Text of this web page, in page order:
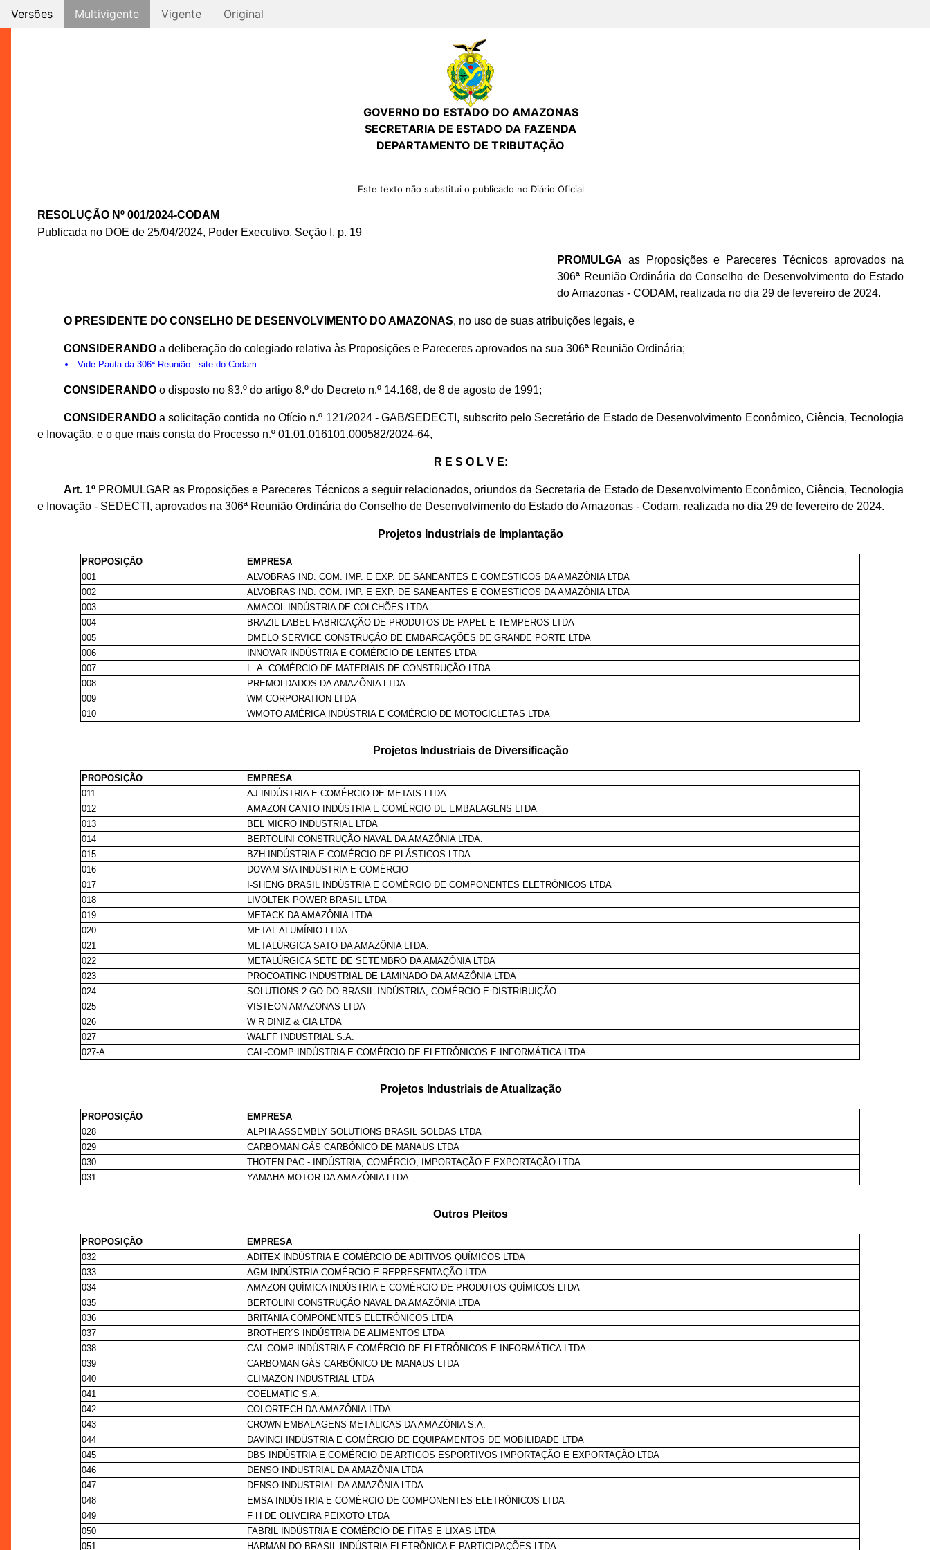
Versões Multivigente Vigente Original
GOVERNO DO ESTADO DO AMAZONAS
SECRETARIA DE ESTADO DA FAZENDA
DEPARTAMENTO DE TRIBUTAÇÃO
Este texto não substitui o publicado no Diário Oficial
RESOLUÇÃO Nº 001/2024-CODAM
Publicada no DOE de 25/04/2024, Poder Executivo, Seção I, p. 19
PROMULGA as Proposições e Pareceres Técnicos aprovados na
306ª Reunião Ordinária do Conselho de Desenvolvimento do Estado
do Amazonas - CODAM, realizada no dia 29 de fevereiro de 2024.
O PRESIDENTE DO CONSELHO DE DESENVOLVIMENTO DO AMAZONAS, no uso de suas atribuições legais, e
CONSIDERANDOa deliberação do colegiado relativa às Proposições e Pareceres aprovados na sua 306ª Reunião Ordinária;
Vide Pauta da 306ª Reunião - site do Codam.
CONSIDERANDOo disposto no §3.º do artigo 8.º do Decreto n.º 14.168, de 8 de agosto de 1991;
CONSIDERANDOa solicitação contida no Ofício n.º 121/2024 - GAB/SEDECTI, subscrito pelo Secretário de Estado de Desenvolvimento Econômico, Ciência, Tecnologia
e Inovação, e o que mais consta do Processo n.º 01.01.016101.000582/2024-64,
R E S O L V E:
Art. 1ºPROMULGAR as Proposições e Pareceres Técnicos a seguir relacionados, oriundos da Secretaria de Estado de Desenvolvimento Econômico, Ciência, Tecnologia
e Inovação - SEDECTI, aprovados na 306ª Reunião Ordinária do Conselho de Desenvolvimento do Estado do Amazonas - Codam, realizada no dia 29 de fevereiro de 2024.
Projetos Industriais de Implantação
PROPOSIÇÃO
EMPRESA
001
ALVOBRAS IND. COM. IMP. E EXP. DE SANEANTES E COMESTICOS DA AMAZÔNIA LTDA
002
ALVOBRAS IND. COM. IMP. E EXP. DE SANEANTES E COMESTICOS DA AMAZÔNIA LTDA
003
AMACOL INDÚSTRIA DE COLCHÕES LTDA
004
BRAZIL LABEL FABRICAÇÃO DE PRODUTOS DE PAPEL E TEMPEROS LTDA
005
DMELO SERVICE CONSTRUÇÃO DE EMBARCAÇÕES DE GRANDE PORTE LTDA
006
INNOVAR INDÚSTRIA E COMÉRCIO DE LENTES LTDA
007
L. A. COMÉRCIO DE MATERIAIS DE CONSTRUÇÃO LTDA
008
PREMOLDADOS DA AMAZÔNIA LTDA
009
WM CORPORATION LTDA
010
WMOTO AMÉRICA INDÚSTRIA E COMÉRCIO DE MOTOCICLETAS LTDA
Projetos Industriais de Diversificação
PROPOSIÇÃO
EMPRESA
011
AJ INDÚSTRIA E COMÉRCIO DE METAIS LTDA
012
AMAZON CANTO INDÚSTRIA E COMÉRCIO DE EMBALAGENS LTDA
013
BEL MICRO INDUSTRIAL LTDA
014
BERTOLINI CONSTRUÇÃO NAVAL DA AMAZÔNIA LTDA.
015
BZH INDÚSTRIA E COMÉRCIO DE PLÁSTICOS LTDA
016
DOVAM S/A INDÚSTRIA E COMÉRCIO
017
I-SHENG BRASIL INDÚSTRIA E COMÉRCIO DE COMPONENTES ELETRÔNICOS LTDA
018
LIVOLTEK POWER BRASIL LTDA
019
METACK DA AMAZÔNIA LTDA
020
METAL ALUMÍNIO LTDA
021
METALÚRGICA SATO DA AMAZÔNIA LTDA.
022
METALÚRGICA SETE DE SETEMBRO DA AMAZÔNIA LTDA
023
PROCOATING INDUSTRIAL DE LAMINADO DA AMAZÔNIA LTDA
024
SOLUTIONS 2 GO DO BRASIL INDÚSTRIA, COMÉRCIO E DISTRIBUIÇÃO
025
VISTEON AMAZONAS LTDA
026
W R DINIZ & CIA LTDA
027
WALFF INDUSTRIAL S.A.
027-A
CAL-COMP INDÚSTRIA E COMÉRCIO DE ELETRÔNICOS E INFORMÁTICA LTDA
Projetos Industriais de Atualização
PROPOSIÇÃO
EMPRESA
028
ALPHA ASSEMBLY SOLUTIONS BRASIL SOLDAS LTDA
029
CARBOMAN GÁS CARBÔNICO DE MANAUS LTDA
030
THOTEN PAC - INDÚSTRIA, COMÉRCIO, IMPORTAÇÃO E EXPORTAÇÃO LTDA
031
YAMAHA MOTOR DA AMAZÔNIA LTDA
Outros Pleitos
PROPOSIÇÃO
EMPRESA
032
ADITEX INDÚSTRIA E COMÉRCIO DE ADITIVOS QUÍMICOS LTDA
033
AGM INDÚSTRIA COMÉRCIO E REPRESENTAÇÃO LTDA
034
AMAZON QUÍMICA INDÚSTRIA E COMÉRCIO DE PRODUTOS QUÍMICOS LTDA
035
BERTOLINI CONSTRUÇÃO NAVAL DA AMAZÔNIA LTDA
036
BRITANIA COMPONENTES ELETRÔNICOS LTDA
037
BROTHER´S INDÚSTRIA DE ALIMENTOS LTDA
038
CAL-COMP INDÚSTRIA E COMÉRCIO DE ELETRÔNICOS E INFORMÁTICA LTDA
039
CARBOMAN GÁS CARBÔNICO DE MANAUS LTDA
040
CLIMAZON INDUSTRIAL LTDA
041
COELMATIC S.A.
042
COLORTECH DA AMAZÔNIA LTDA
043
CROWN EMBALAGENS METÁLICAS DA AMAZÔNIA S.A.
044
DAVINCI INDÚSTRIA E COMÉRCIO DE EQUIPAMENTOS DE MOBILIDADE LTDA
045
DBS INDÚSTRIA E COMÉRCIO DE ARTIGOS ESPORTIVOS IMPORTAÇÃO E EXPORTAÇÃO LTDA
046
DENSO INDUSTRIAL DA AMAZÔNIA LTDA
047
DENSO INDUSTRIAL DA AMAZÔNIA LTDA
048
EMSA INDÚSTRIA E COMÉRCIO DE COMPONENTES ELETRÔNICOS LTDA
049
F H DE OLIVEIRA PEIXOTO LTDA
050
FABRIL INDÚSTRIA E COMÉRCIO DE FITAS E LIXAS LTDA
051
HARMAN DO BRASIL INDÚSTRIA ELETRÔNICA E PARTICIPAÇÕES LTDA